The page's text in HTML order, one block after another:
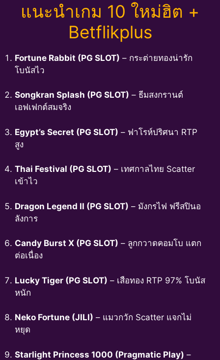
แนะนำเกม 10 ใหม่ฮิต +
Betflikplus
Fortune Rabbit (PG SLOT) – กระต่ายทองน่ารัก
โบนัสไว
Songkran Splash (PG SLOT) – ธีมสงกรานต์
เอฟเฟกต์สมจริง
Egypt’s Secret (PG SLOT) – ฟาโรห์ปริศนา RTP
สูง
Thai Festival (PG SLOT) – เทศกาลไทย Scatter
เข้าไว
Dragon Legend II (PG SLOT) – มังกรไฟ ฟรีสปินอ
ลังการ
Candy Burst X (PG SLOT) – ลูกกวาดคอมโบ แตก
ต่อเนื่อง
Lucky Tiger (PG SLOT) – เสือทอง RTP 97% โบนัส
หนัก
Neko Fortune (JILI) – แมวกวัก Scatter แจกไม่
หยุด
Starlight Princess 1000 (Pragmatic Play) –